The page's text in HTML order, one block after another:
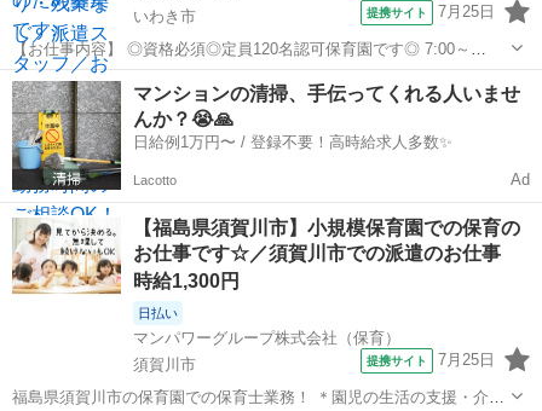
いわき市
提携サイト 7月25日
【お仕事内容】 ◎資格必須◎定員120名認可保育園です◎ 7:00～
19:00 うち6時間程度からご相談OKです！ ご希望の勤務時間をお聞
かせください◎ ・・・・・【 お仕事内容 】・・・・・ 保育業務全
般お願いしま...
福島 いわき市
マンションの清掃、手伝ってくれる人いませ
んか？😭🙏
日給例1万円〜 / 登録不要！高時給求人多数✨
Lacotto Ad
【福島県須賀川市】小規模保育園での保育の
お仕事です☆／須賀川市での派遣のお仕事
時給1,300円
日払い
マンパワーグループ株式会社（保育）
須賀川市
提携サイト 7月25日
福島県須賀川市の保育園での保育士業務！ ＊園児の生活の支援・介助